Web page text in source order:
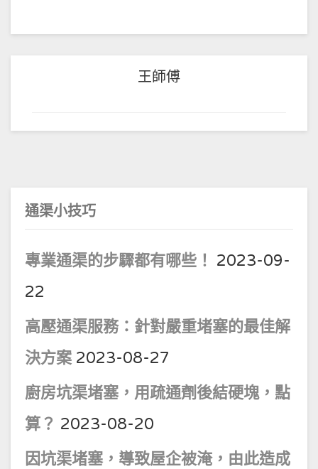
王師傅
通渠小技巧
專業通渠的步驟都有哪些！ 2023-09-
22
高壓通渠服務：針對嚴重堵塞的最佳解
決方案 2023-08-27
廚房坑渠堵塞，用疏通劑後結硬塊，點
算？ 2023-08-20
因坑渠堵塞，導致屋企被淹，由此造成